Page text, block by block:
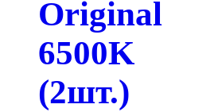
Original
6500K
(2шт.)